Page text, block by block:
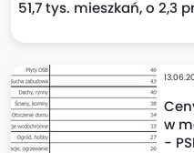
51,7 tys. mieszkań, o 2,3
w
-